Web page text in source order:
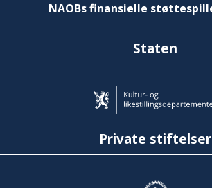
NAOBs finansielle
Staten
Private stiftelser